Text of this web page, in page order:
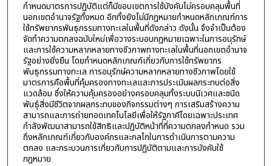
กำหนดมาตรการปฏิบัติแต่ก็มีขอบเขตการใช้บังคับไม่ครอบคลุมพื้นที่
นอกเขตอำนาจรัฐทั้งหมด อีกทั้งยังไม่มีกฎหมายกำหนดหลักเกณฑ์การ
ใช้ทรัพยากรพันธุกรรมทางทะเลในพื้นที่ดังกล่าว ดังนั้น จึงจำเป็นต้อง
จัดทำความตกลงฉบับใหม่เพื่อวางระบอบกฎหมายเฉพาะในการอนุรักษ์
และการใช้ความหลากหลายทางชีวภาพทางทะเลในพื้นที่นอกเขตอำนาจ
รัฐอย่างยั่งยืน โดยกำหนดหลักเกณฑ์เกี่ยวกับการใช้ทรัพยากร
พันธุกรรมทางทะเล การอนุรักษ์ความหลากหลายทางชีวภาพโดยใช้
มาตรการคือพื้นที่คุ้มครองทางทะเลและการประเมินผลกระทบต่อสิ่ง
แวดล้อม ซึ่งให้ความคุ้มครองอย่างครอบคลุมทั้งระบบนิเวศและชนิด
พันธุ์สิ่งมีชีวิตจากผลกระทบของกิจกรรมต่างๆ การเสริมสร้างความ
สามารถและการถ่ายทอดเทคโนโลยีเพื่อให้รัฐภาคีโดยเฉพาะประเทศ
กำลังพัฒนาสามารถใช้สิทธิและปฏิบัติหน้าที่ที่ความตกลงกำหนด รวม
ถึงหลักเกณฑ์เกี่ยวกับองค์กรและกลไกในการดำเนินการตามความ
ตกลง และกระบวนการเกี่ยวกับการปฏิบัติตามและการบังคับใช้
กฎหมาย